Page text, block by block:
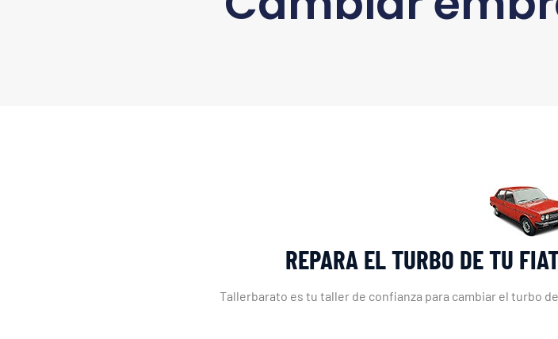
REPARA EL TURBO DE TU
Tallerbarato es tu taller de confianza para cambiar el turbo